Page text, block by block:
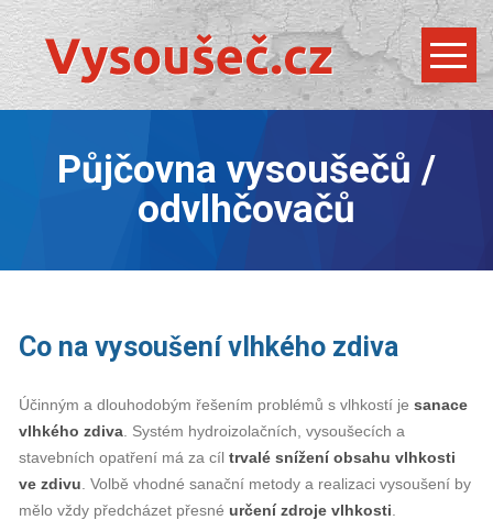
Půjčovna vysoušečů /
odvlhčovačů
Co na vysoušení vlhkého zdiva
Účinným a dlouhodobým řešením problémů s vlhkostí je sanace
vlhkého zdiva . Systém hydroizolačních, vysoušecích a
stavebních opatření má za cíl trvalé snížení obsahu vlhkosti
ve zdivu . Volbě vhodné sanační metody a realizaci vysoušení by
mělo vždy předcházet přesné určení zdroje vlhkosti